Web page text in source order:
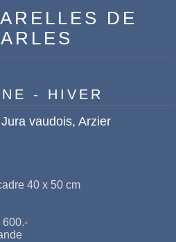
DE
- HIVER
vaudois, Arzier
40 x 50 cm
600.-